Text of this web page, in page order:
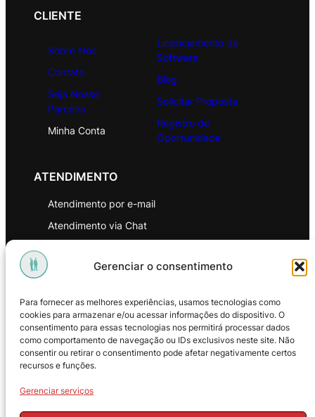
Gerenciar o consentimento
Para fornecer as melhores experiências, usamos tecnologias como
cookies para armazenar e/ou acessar informações do dispositivo. O
consentimento para essas tecnologias nos permitirá processar dados
como comportamento de navegação ou IDs exclusivos neste site. Não
consentir ou retirar o consentimento pode afetar negativamente certos
recursos e funções.
Gerenciar serviços
CLIENTE
Sobre Nós
Contato
Seja Nosso
Parceiro
Minha Conta
Licenciamento de
Software
Blog
Solicitar Proposta
Registro de
Oportunidade
ATENDIMENTO
Atendimento por e-mail
Atendimento via Chat
Política de Privacidade
Política de Troca e Devoluções
Política de Reembolso